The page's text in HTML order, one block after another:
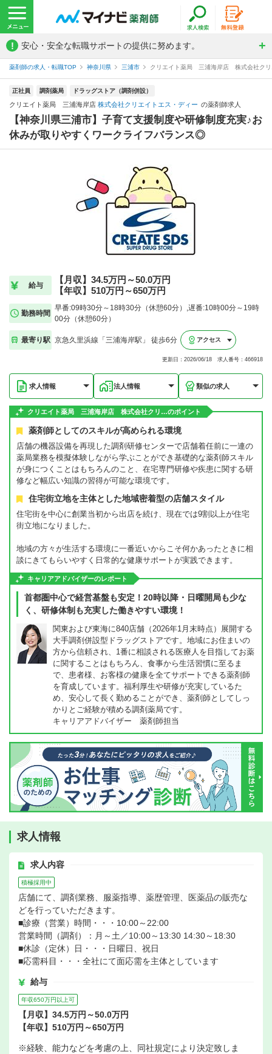
! 安心・安全な転職サポートの提供に努めます。
薬剤師の求人・転職TOP 神奈川県 三浦市 クリエイト薬局 三浦海岸店 株式会社クリ
正社員 調剤薬局 ドラッグストア（調剤併設）
クリエイト薬局 三浦海岸店 株式会社クリエイトエス・ディー の薬剤師求人
【神奈川県三浦市】子育て支援制度や研修制度充実♪お
休みが取りやすくワークライフバランス◎
給与
【月収】34.5万円～50.0万円
【年収】510万円～650万円
勤務時間
早番:09時30分～18時30分（休憩60分）,遅番:10時00分～19時
00分（休憩60分）
最寄り駅 京急久里浜線「三浦海岸駅」 徒歩6分 アクセス
更新日：2026/06/18 求人番号：466918
求人情報 法人情報 類似の求人
クリエイト薬局 三浦海岸店 株式会社クリ…のポイント
薬剤師としてのスキルが高められる環境
店舗の機器設備を再現した調剤研修センターで店舗着任前に一連の
薬局業務を模擬体験しながら学ぶことができ基礎的な薬剤師スキル
が身につくことはもちろんのこと、在宅専門研修や疾患に関する研
修など幅広い知識の習得が可能な環境です。
住宅街立地を主体とした地域密着型の店舗スタイル
住宅街を中心に創業当初から出店を続け、現在では9割以上が住宅
街立地になりました。
地域の方々が生活する環境に一番近いからこそ何かあったときに相
談にきてもらいやすく日常的な健康サポートが実践できます。
キャリアアドバイザーのレポート
首都圏中心で経営基盤も安定！20時以降・日曜開局も少な
く、研修体制も充実した働きやすい環境！
関東および東海に840店舗（2026年1月末時点）展開する
大手調剤併設型ドラッグストアです。地域にお住まいの
方から信頼され、1番に相談される医療人を目指してお薬
に関することはもちろん、食事から生活習慣に至るま
で、患者様、お客様の健康を全てサポートできる薬剤師
を育成しています。福利厚生や研修が充実しているた
め、安心して長く勤めることができ、薬剤師としてしっ
かりとご経験が積める調剤薬局です。
キャリアアドバイザー 薬剤師担当
求人情報
求人内容
積極採用中
店舗にて、調剤業務、服薬指導、薬歴管理、医薬品の販売な
どを行っていただきます。
■診療（営業）時間・・・10:00～22:00
営業時間（調剤）：月～土／10:00～13:30 14:30～18:30
■休診（定休）日・・・日曜日、祝日
■応需科目・・・全社にて面応需を主体としています
給与
年収650万円以上可
【月収】34.5万円～50.0万円
【年収】510万円～650万円
※経験、能力などを考慮の上、同社規定により決定致しま